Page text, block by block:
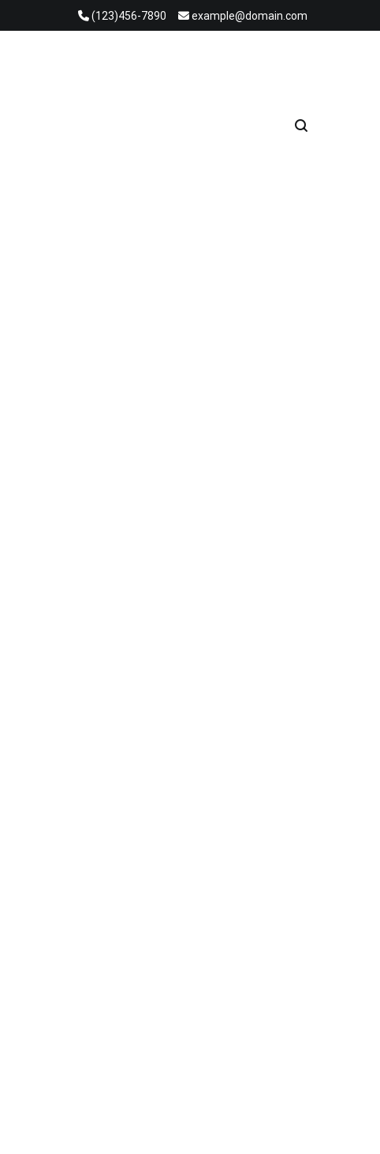
(123)456-7890 example@domain.com